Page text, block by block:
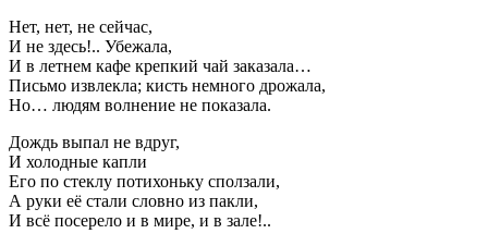
Нет, нет, не сейчас,
И не здесь!.. Убежала,
И в летнем кафе крепкий чай заказала…
Письмо извлекла; кисть немного дрожала,
Но… людям волнение не показала.
Дождь выпал не вдруг,
И холодные капли
Его по стеклу потихоньку сползали,
А руки её стали словно из пакли,
И всё посерело и в мире, и в зале!..